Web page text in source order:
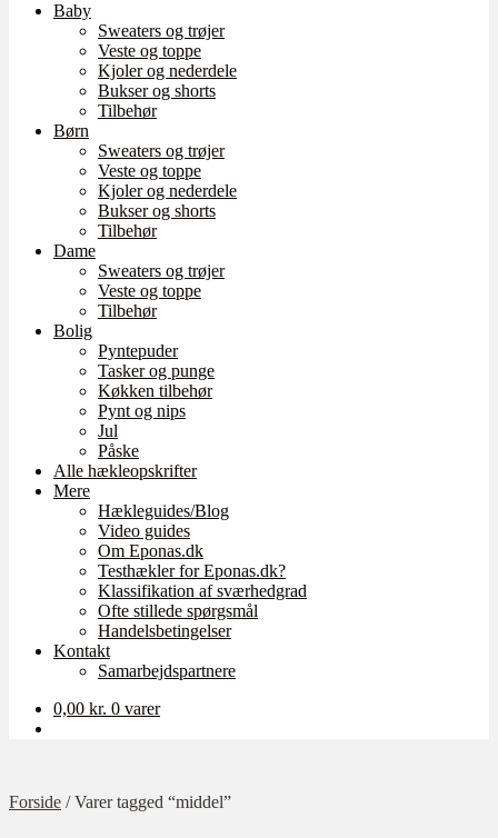
Baby
Sweaters og trøjer
Veste og toppe
Kjoler og nederdele
Bukser og shorts
Tilbehør
Børn
Sweaters og trøjer
Veste og toppe
Kjoler og nederdele
Bukser og shorts
Tilbehør
Dame
Sweaters og trøjer
Veste og toppe
Tilbehør
Bolig
Pyntepuder
Tasker og punge
Køkken tilbehør
Pynt og nips
Jul
Påske
Alle hækleopskrifter
Mere
Hækleguides/Blog
Video guides
Om Eponas.dk
Testhækler for Eponas.dk?
Klassifikation af sværhedgrad
Ofte stillede spørgsmål
Handelsbetingelser
Kontakt
Samarbejdspartnere
0,00 kr. 0 varer
Forside /Varer tagged “middel”